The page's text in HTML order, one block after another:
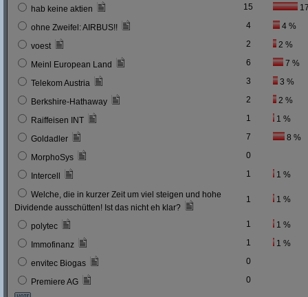
hab keine aktien 15
ohne Zweifel: AIRBUS!! 4 4 %
voest 2 2 %
Meinl European Land 6 7 %
Telekom Austria 3 3 %
Berkshire-Hathaway 2 2 %
Raiffeisen INT 1 1 %
Goldadler 7 8 %
MorphoSys 0
Intercell 1 1 %
Welche, die in kurzer Zeit um viel steigen und hohe
Dividende ausschütten! Ist das nicht eh klar?
1 1 %
polytec 1 1 %
Immofinanz 1 1 %
envitec Biogas 0
Premiere AG 0